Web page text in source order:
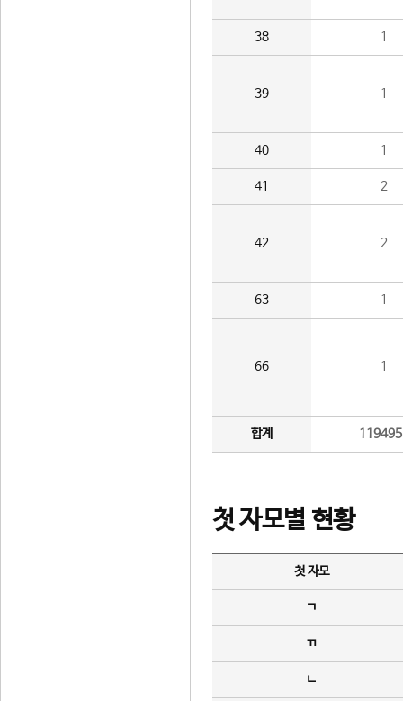
38 1
39 1
40 1
41 2
42 2
63 1
66 1
합계
첫 자모별 현황
첫 자모
ㄱ
ㄲ
ㄴ